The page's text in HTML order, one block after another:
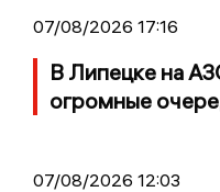
07/08/2026 17:16
В Липецке на
огромные
07/08/2026 12:03